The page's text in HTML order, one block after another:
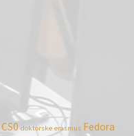
CS0 doktorske erasmus Fedora